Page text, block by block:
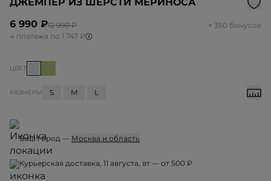
6 990 ₽12 990 ₽
+ 350 бонусов
4 платежа по 1 747 ₽
ЦВЕТ
РАЗМЕРЫ S M L
Ваш город — Москва и область
Курьерская доставка, 11 августа, вт — от 500 ₽